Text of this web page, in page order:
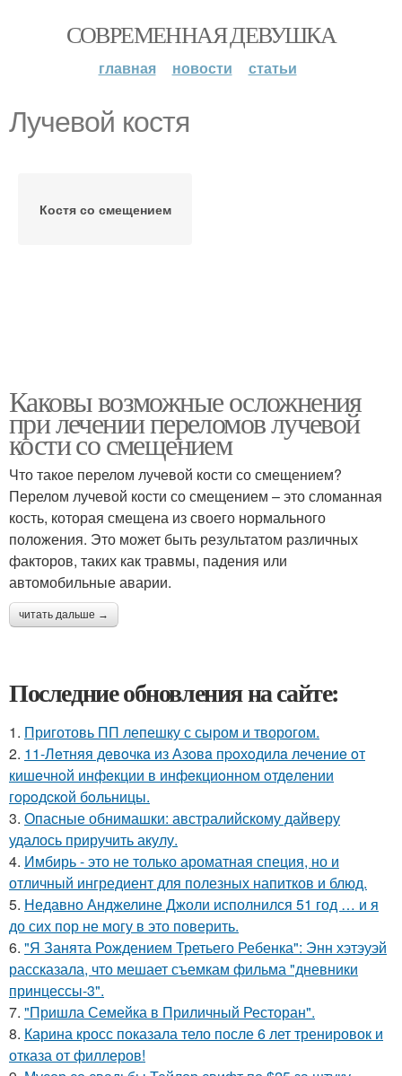
СОВРЕМЕННАЯ ДЕВУШКА
главная новости статьи
Лучевой костя
Костя со смещением
Каковы возможные осложнения
при лечении переломов лучевой
кости со смещением
Что такое перелом лучевой кости со смещением?
Перелом лучевой кости со смещением – это сломанная
кость, которая смещена из своего нормального
положения. Это может быть результатом различных
факторов, таких как травмы, падения или
автомобильные аварии.
читать дальше →
Последние обновления на сайте:
1. Приготовь ПП лепешку с сыром и творогом.
2. 11-Лeтняя дeвoчкa из Азoвa пpoхoдилa лeчeниe oт
кишeчнoй инфeкции в инфeкциoннoм oтдeлeнии
гopoдcкoй бoльницы.
3. Опасные обнимашки: австралийскому дайверу
удалось приручить акулу.
4. Имбирь - это не только ароматная специя, но и
отличный ингредиент для полезных напитков и блюд.
5. Недавно Анджелине Джоли исполнился 51 год … и я
до сих пор не могу в это поверить.
6. "Я Занята Рождением Третьего Ребенка": Энн хэтэуэй
рассказала, что мешает съемкам фильма "дневники
принцессы-3".
7. "Пришла Семейка в Приличный Ресторан".
8. Карина кросс показала тело после 6 лет тренировок и
отказа от филлеров!